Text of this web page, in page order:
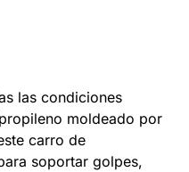
las condiciones
moldeado por
carro de
soportar golpes,